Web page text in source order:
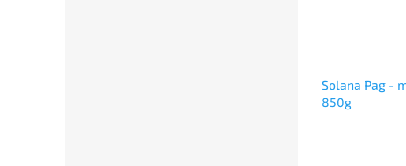
Solana Pag -
850g